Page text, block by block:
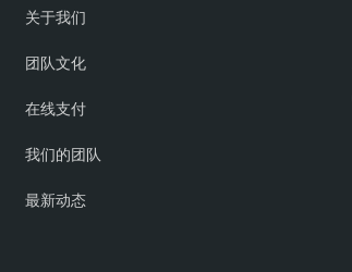
关于我们
团队文化
在线支付
我们的团队
最新动态